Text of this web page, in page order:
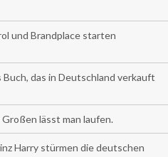
und Brandplace starten
das in Deutschland verkauft
lässt man laufen.
Harry stürmen die deutschen